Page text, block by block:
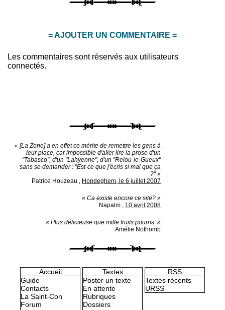
= AJOUTER UN COMMENTAIRE =
Les commentaires sont réservés aux utilisateurs
connectés.
« [La Zone] a en effet ce mérite de remettre les gens à
leur place, car impossible d'aller lire la prose d'un
"Tabasco", d'un "Lahyenne", d'un "Relou-le-Gueux"
sans se demander : "Est-ce que j'écris si mal que ça
?" »
Patrice Houzeau , Hondeghem, le 6 juillet 2007
« Ca existe encore ce site? »
Napalm , 10 avril 2008
« Plus délicieuse que mille fruits pourris. »
Amélie Nothomb
Accueil
Guide
Contacts
La Saint-Con
Forum
Textes
Poster un texte
En attente
Rubriques
Dossiers
RSS
Textes récents
URSS